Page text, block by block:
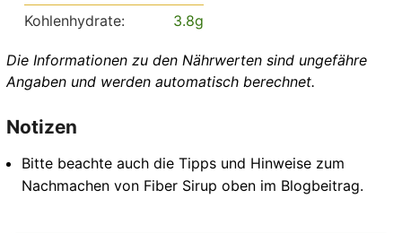
Kohlenhydrate:
3.8g
Die Informationen zu den Nährwerten sind ungefähre
Angaben und werden automatisch berechnet.
Notizen
Bitte beachte auch die Tipps und Hinweise zum
Nachmachen von Fiber Sirup oben im Blogbeitrag.